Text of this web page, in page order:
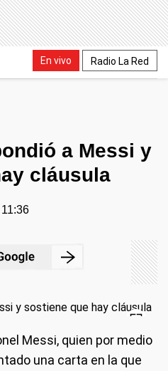
En vivo Radio La Red
a Messi y
cláusula
Messi, quien por medio
una carta en la que